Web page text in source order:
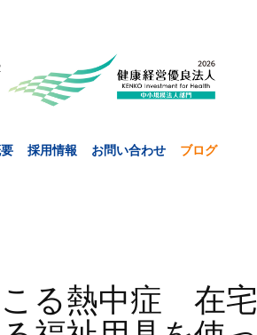
採用情報 お問い合わせ ブログ
る熱中症 在宅